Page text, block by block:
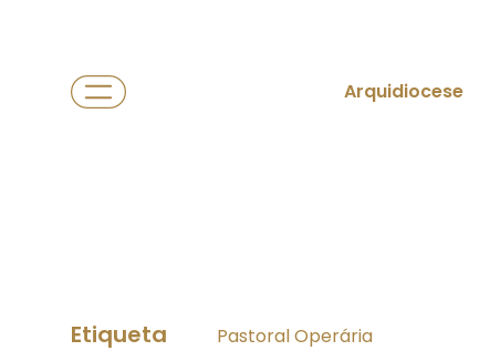
Arquidiocese
Etiqueta Pastoral Operária